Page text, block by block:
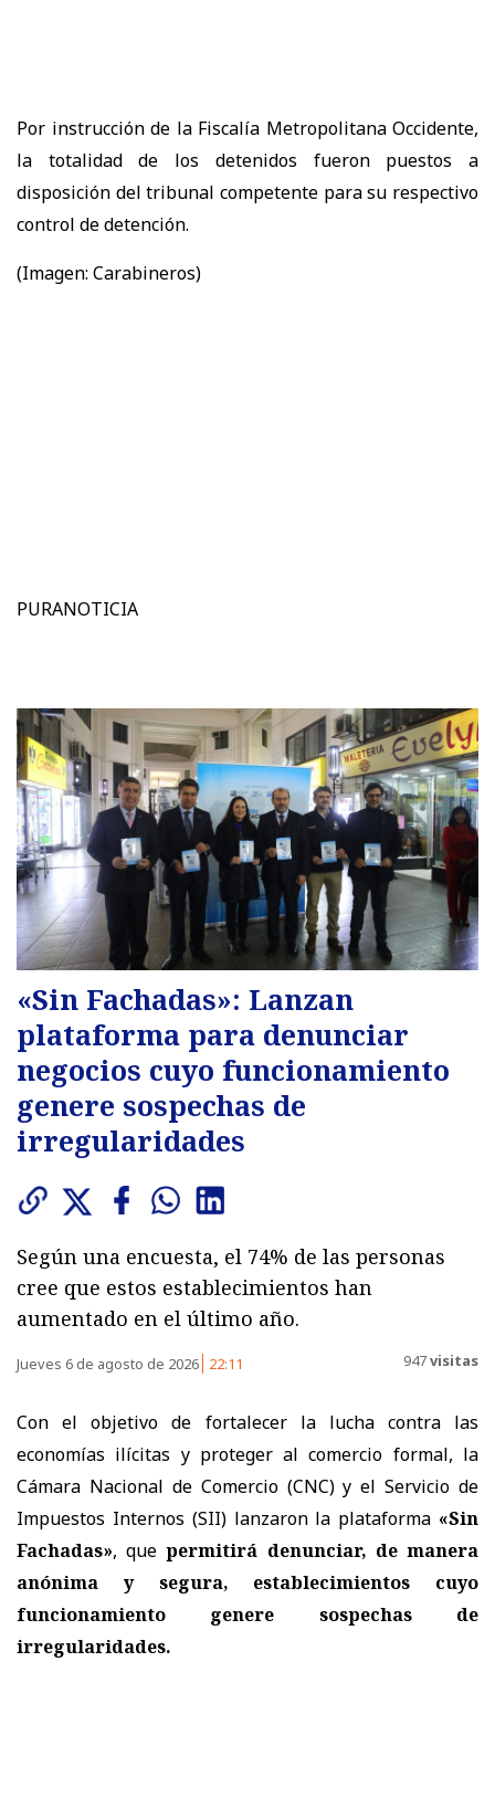
Por instrucción de la Fiscalía Metropolitana Occidente,
la totalidad de los detenidos fueron puestos a
disposición del tribunal competente para su respectivo
control de detención.
(Imagen: Carabineros)
PURANOTICIA
«Sin Fachadas»: Lanzan
plataforma para denunciar
negocios cuyo funcionamiento
genere sospechas de
irregularidades
Según una encuesta, el 74% de las personas
cree que estos establecimientos han
aumentado en el último año.
Jueves 6 de agosto de 2026 22:11 947visitas
Con el objetivo de fortalecer la lucha contra las
economías ilícitas y proteger al comercio formal, la
Cámara Nacional de Comercio (CNC) y el Servicio de
Impuestos Internos (SII) lanzaron la plataforma «Sin
Fachadas», quepermitirá denunciar, de manera
anónima y segura, establecimientos cuyo
funcionamiento genere sospechas de
irregularidades.